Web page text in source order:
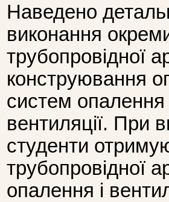
Наведено
виконання
трубопровідної
конструювання
систем опалення
вентиляції. При
студенти
трубопровідної
опалення і